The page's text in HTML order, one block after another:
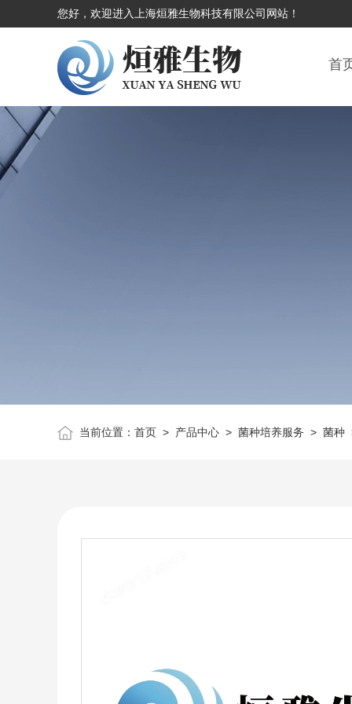
您好，欢迎进入上海烜雅生物科技有限公司网站！
首
当前位置： 首页> 产品中心> 菌种培养服务 > 菌种